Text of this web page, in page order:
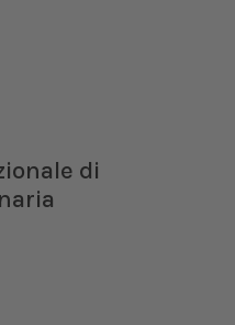
di